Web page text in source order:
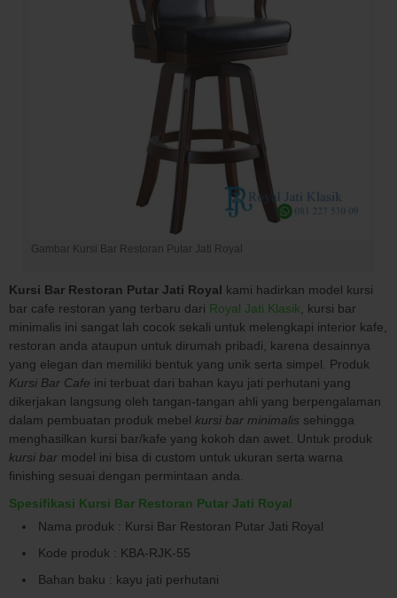
Gambar Kursi Bar Restoran Putar Jati Royal
Kursi Bar Restoran Putar Jati Royal kami hadirkan model kursi
bar cafe restoran yang terbaru dari Royal Jati Klasik , kursi bar
minimalis ini sangat lah cocok sekali untuk melengkapi interior kafe,
restoran anda ataupun untuk dirumah pribadi, karena desainnya
yang elegan dan memiliki bentuk yang unik serta simpel. Produk
Kursi Bar Cafe ini terbuat dari bahan kayu jati perhutani yang
dikerjakan langsung oleh tangan-tangan ahli yang berpengalaman
dalam pembuatan produk mebel kursi bar minimalis sehingga
menghasilkan kursi bar/kafe yang kokoh dan awet. Untuk produk
kursi bar model ini bisa di custom untuk ukuran serta warna
finishing sesuai dengan permintaan anda.
Spesifikasi Kursi Bar Restoran Putar Jati Royal
Nama produk : Kursi Bar Restoran Putar Jati Royal
Kode produk : KBA-RJK-55
Bahan baku : kayu jati perhutani